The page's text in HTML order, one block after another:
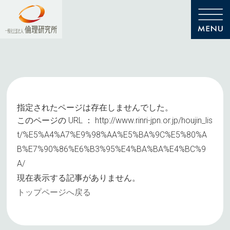
指定されたページは存在しませんでした。
このページの URL ： http://www.rinri-jpn.or.jp/houjin_lis
t/%E5%A4%A7%E9%98%AA%E5%BA%9C%E5%80%A
B%E7%90%86%E6%B3%95%E4%BA%BA%E4%BC%9
A/
現在表示する記事がありません。
トップページへ戻る